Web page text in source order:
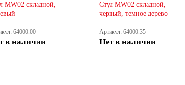
MW02 складной,
64000.00
в наличии
Стул MW02 складной,
черный, темное дерево
Артикул: 64000.35
Нет в наличии